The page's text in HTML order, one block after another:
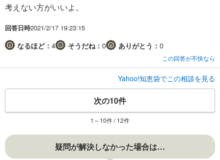
考えない方がいいよ。
回答日時2021/2/17 19:23:15
なるほど： 4 そうだね： 0 ありがとう： 0
この回答が不快なら
Yahoo!知恵袋でこの相談を見る
次の10件
1～10件 / 12件
疑問が解決しなかった場合は…